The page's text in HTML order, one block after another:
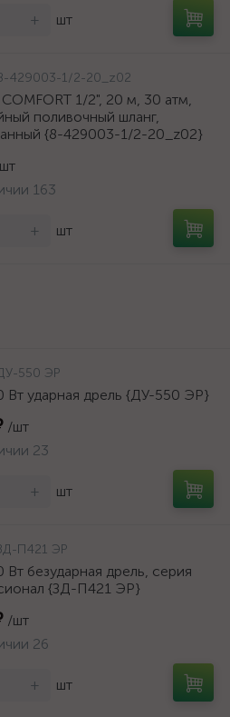
+ шт
429003-1/2-20_z02
1/2", 20 м, 30 атм,
поливочный шланг,
{8-429003-1/2-20_z02}
163
+ шт
550 ЭР
Вт ударная дрель {ДУ-550 ЭР}
/шт
23
+ шт
П421 ЭР
Вт безударная дрель, серия
{ЗД-П421 ЭР}
/шт
26
+ шт